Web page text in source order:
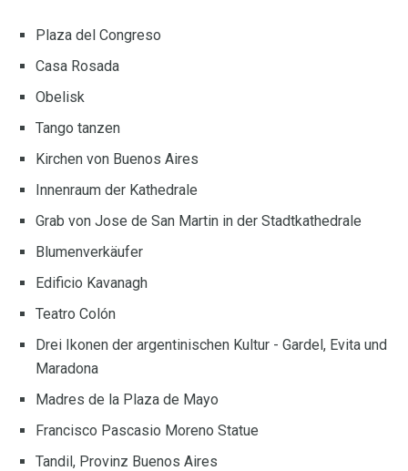
Plaza del Congreso
Casa Rosada
Obelisk
Tango tanzen
Kirchen von Buenos Aires
Innenraum der Kathedrale
Grab von Jose de San Martin in der Stadtkathedrale
Blumenverkäufer
Edificio Kavanagh
Teatro Colón
Drei Ikonen der argentinischen Kultur - Gardel, Evita und
Maradona
Madres de la Plaza de Mayo
Francisco Pascasio Moreno Statue
Tandil, Provinz Buenos Aires